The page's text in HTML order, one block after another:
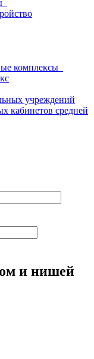
комплексы
учреждений
кабинетов средней
и нишей